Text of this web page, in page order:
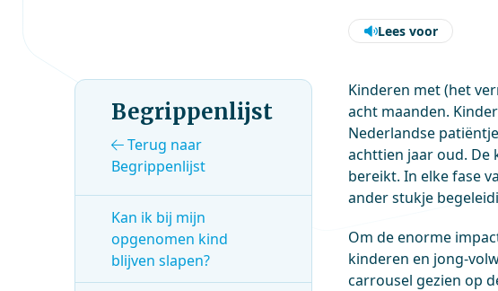
Lees voor
Kinderen met (het
acht maanden.
Nederlandse
achttien jaar oud.
bereikt. In elke fase
ander stukje
Om de enorme
kinderen en jong-
carrousel gezien op
Begrippenlijst
Terug naar
Begrippenlijst
Kan ik bij mijn
opgenomen kind
blijven slapen?